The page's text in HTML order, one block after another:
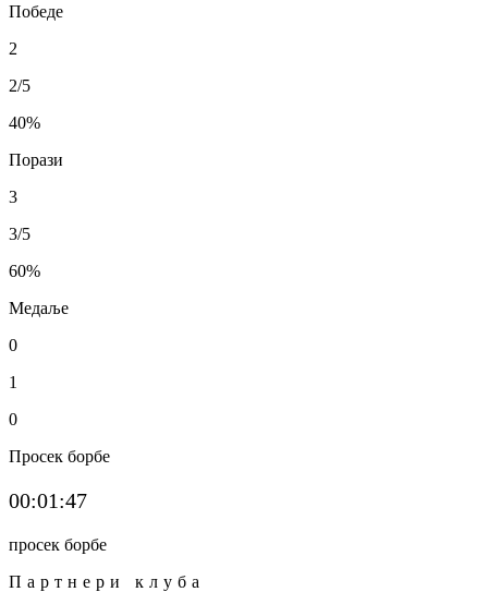
Победе
2
2/5
40%
Порази
3
3/5
60%
Медаље
0
1
0
Просек борбе
00:01:47
просек борбе
Партнери клуба